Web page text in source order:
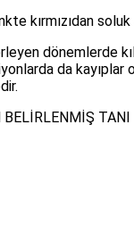
kırmızıdan
dönemlerde
da kayıplar